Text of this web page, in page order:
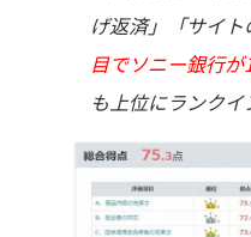
げ返済」「サイ
目でソニー銀行が
も上位にランクイ